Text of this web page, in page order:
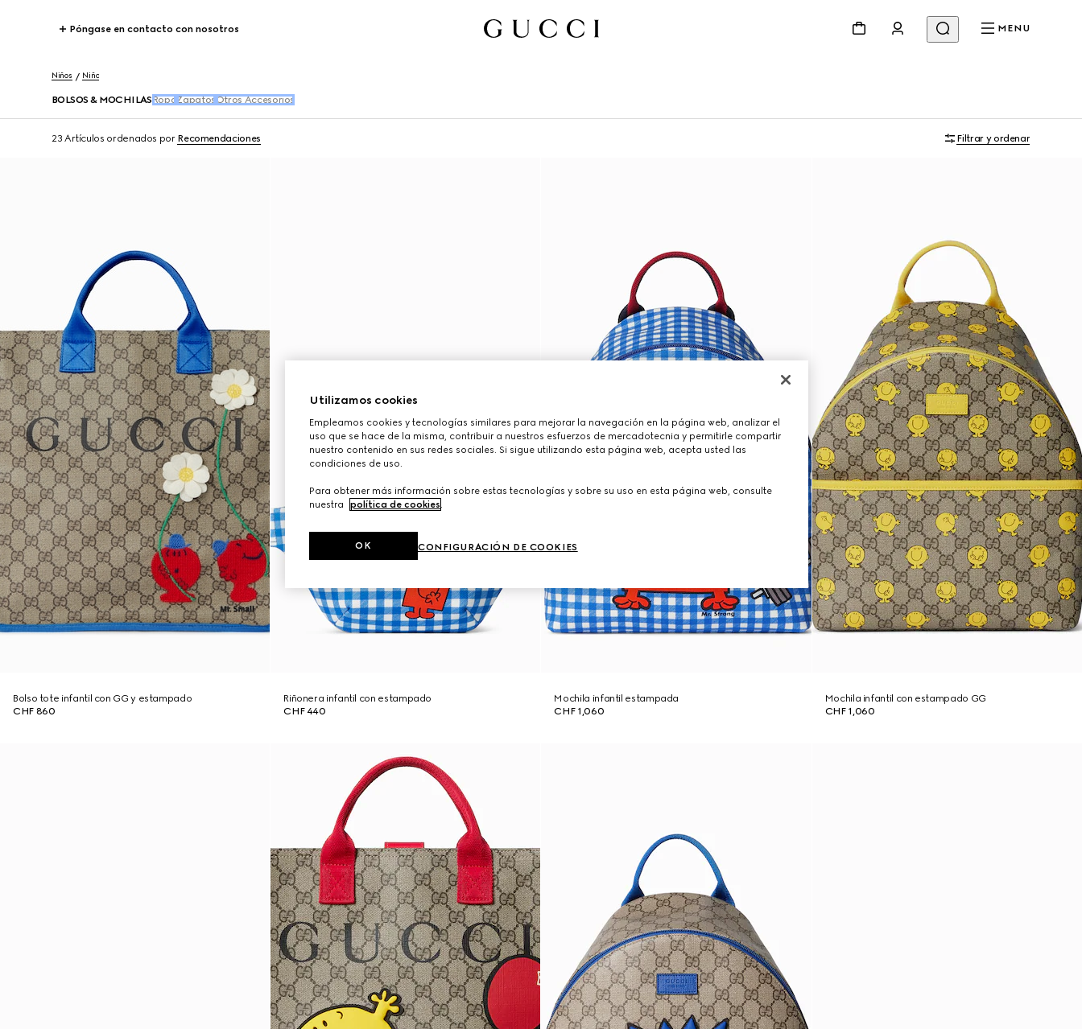
Póngase en contacto con nosotros MENU
Niños Niño
BOLSOS & MOCHILAS Ropa Zapatos Otros Accesorios
23 Artículos ordenados por Recomendaciones Filtrar y ordenar
Bolso tote infantil con GG y estampado
CHF 860
Riñonera infantil con estampado
CHF 440
Mochila infantil estampada
CHF 1,060
Mochila infantil con estampado GG
CHF 1,060
Utilizamos cookies
Empleamos cookies y tecnologías similares para mejorar la navegación en la página web, analizar el
uso que se hace de la misma, contribuir a nuestros esfuerzos de mercadotecnia y permitirle compartir
nuestro contenido en sus redes sociales. Si sigue utilizando esta página web, acepta usted las
condiciones de uso.
Para obtener más información sobre estas tecnologías y sobre su uso en esta página web, consulte
nuestra
política de cookies.
CONFIGURACIÓN DE COOKIES
OK